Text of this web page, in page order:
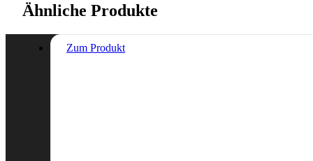
Ähnliche Produkte
Zum Produkt